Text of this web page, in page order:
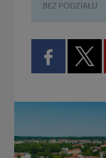
BEZ PODZIAŁU